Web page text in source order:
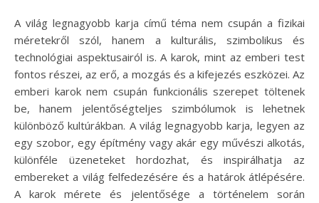
A világ legnagyobb karja című téma nem csupán a fizikai
méretekről szól, hanem a kulturális, szimbolikus és
technológiai aspektusairól is. A karok, mint az emberi test
fontos részei, az erő, a mozgás és a kifejezés eszközei. Az
emberi karok nem csupán funkcionális szerepet töltenek
be, hanem jelentőségteljes szimbólumok is lehetnek
különböző kultúrákban. A világ legnagyobb karja, legyen az
egy szobor, egy építmény vagy akár egy művészi alkotás,
különféle üzeneteket hordozhat, és inspirálhatja az
embereket a világ felfedezésére és a határok átlépésére.
A karok mérete és jelentősége a történelem során